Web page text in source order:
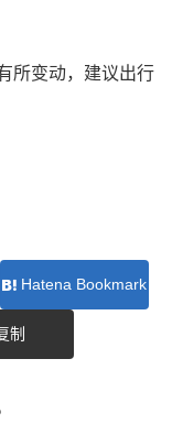
所变动，建议出行
Hatena Bookmark
制